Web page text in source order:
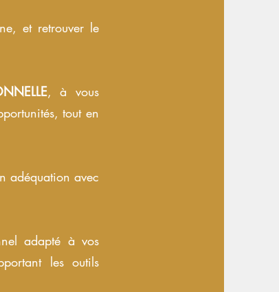
et retrouver le
, à vous
tout en
adéquation avec
adapté à vos
les outils